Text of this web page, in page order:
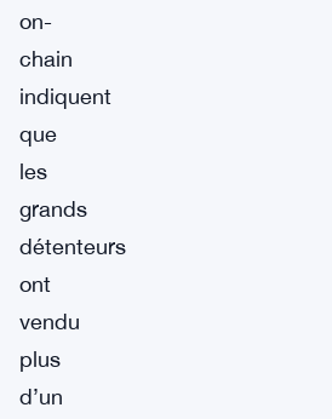
on-
chain
indiquent
que
les
grands
détenteurs
ont
vendu
plus
d’un